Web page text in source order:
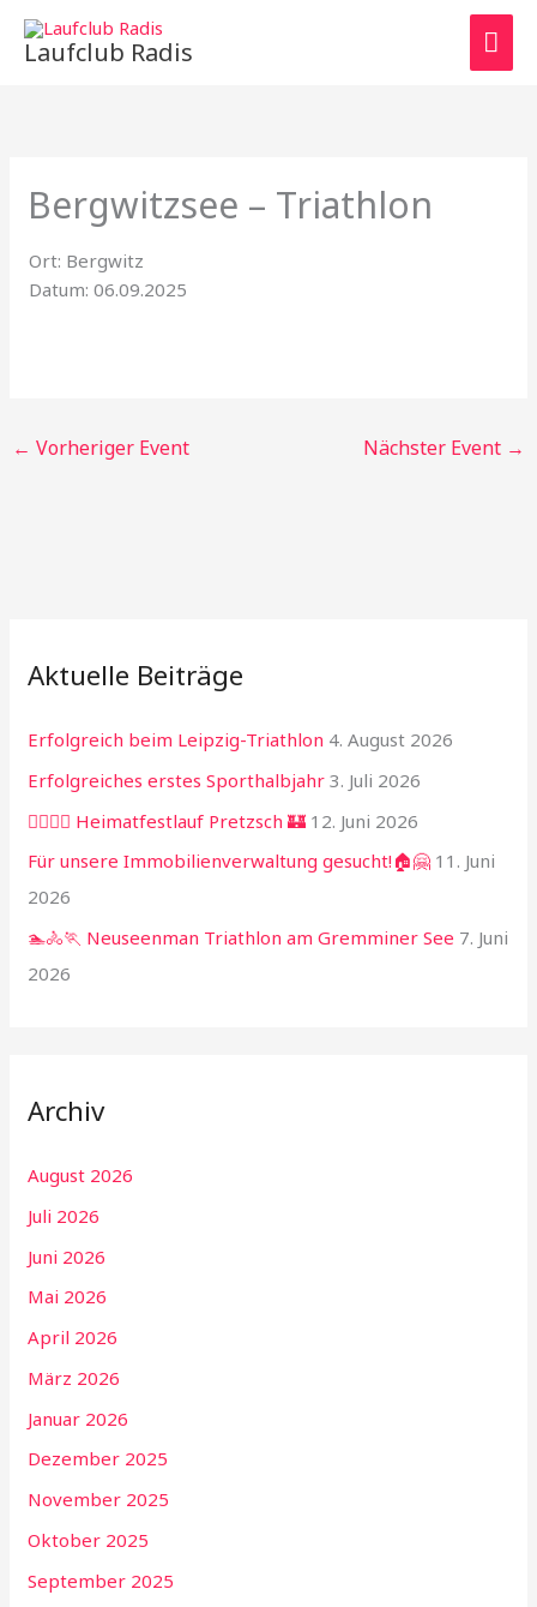
Zum
InhaltLaufclub Radis
Bergwitzsee – Triathlon
Ort: Bergwitz
Datum: 06.09.2025
← Vorheriger Event Nächster Event →
Aktuelle Beiträge
Erfolgreich beim Leipzig-Triathlon 4. August 2026
Erfolgreiches erstes Sporthalbjahr 3. Juli 2026
🏃‍♂️🏃‍♀️ Heimatfestlauf Pretzsch 🏰 12. Juni 2026
Für unsere Immobilienverwaltung gesucht!🏠🤗 11. Juni
2026
🏊🚴🏃 Neuseenman Triathlon am Gremminer See 7. Juni
2026
Archiv
August 2026
Juli 2026
Juni 2026
Mai 2026
April 2026
März 2026
Januar 2026
Dezember 2025
November 2025
Oktober 2025
September 2025